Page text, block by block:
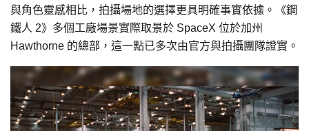
與角色靈感相比，拍攝場地的選擇更具明確事實依據。《鋼
鐵人 2》多個工廠場景實際取景於 SpaceX 位於加州
Hawthorne 的總部，這一點已多次由官方與拍攝團隊證實。